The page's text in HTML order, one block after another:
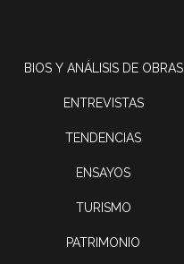
BIOS Y ANÁLISIS DE OBRAS
ENTREVISTAS
TENDENCIAS
ENSAYOS
TURISMO
PATRIMONIO